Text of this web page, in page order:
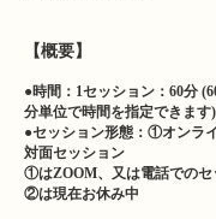
​【概要】
●時間：1セッション：60分
分単位で時間を指定できます)
●セッション形態：①オン
対面セッション
①はZOOM、又は電話でのセ
②は現在お休み中